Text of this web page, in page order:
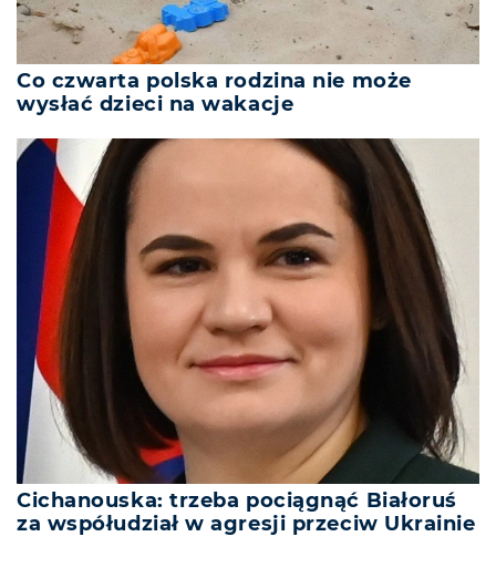
Co czwarta polska rodzina nie może
wysłać dzieci na wakacje
Cichanouska: trzeba pociągnąć Białoruś
za współudział w agresji przeciw Ukrainie